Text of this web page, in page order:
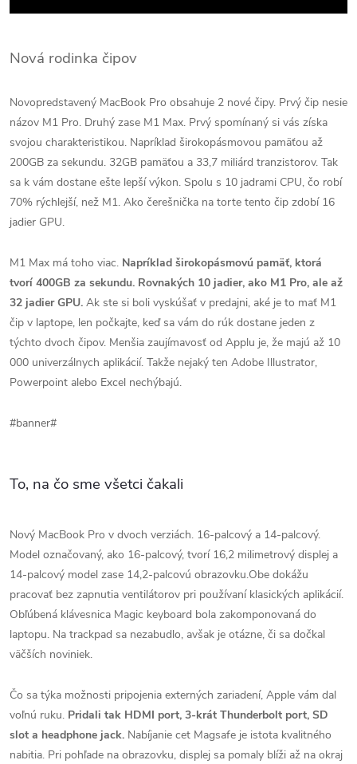
Nová rodinka čipov
Novopredstavený MacBook Pro obsahuje 2 nové čipy. Prvý čip nesie
názov M1 Pro. Druhý zase M1 Max. Prvý spomínaný si vás získa
svojou charakteristikou. Napríklad širokopásmovou pamäťou až
200GB za sekundu. 32GB pamäťou a 33,7 miliárd tranzistorov. Tak
sa k vám dostane ešte lepší výkon. Spolu s 10 jadrami CPU, čo robí
70% rýchlejší, než M1. Ako čerešnička na torte tento čip zdobí 16
jadier GPU.
M1 Max má toho viac. Napríklad širokopásmovú pamäť, ktorá
tvorí 400GB za sekundu. Rovnakých 10 jadier, ako M1 Pro, ale až
32 jadier GPU. Ak ste si boli vyskúšať v predajni, aké je to mať M1
čip v laptope, len počkajte, keď sa vám do rúk dostane jeden z
týchto dvoch čipov. Menšia zaujímavosť od Applu je, že majú až 10
000 univerzálnych aplikácií. Takže nejaký ten Adobe Illustrator,
Powerpoint alebo Excel nechýbajú.
#banner#
To, na čo sme všetci čakali
Nový MacBook Pro v dvoch verziách. 16-palcový a 14-palcový.
Model označovaný, ako 16-palcový, tvorí 16,2 milimetrový displej a
14-palcový model zase 14,2-palcovú obrazovku.Obe dokážu
pracovať bez zapnutia ventilátorov pri používaní klasických aplikácií.
Obľúbená klávesnica Magic keyboard bola zakomponovaná do
laptopu. Na trackpad sa nezabudlo, avšak je otázne, či sa dočkal
väčších noviniek.
Čo sa týka možnosti pripojenia externých zariadení, Apple vám dal
voľnú ruku. Pridali tak HDMI port, 3-krát Thunderbolt port, SD
slot a headphone jack. Nabíjanie cet Magsafe je istota kvalitného
nabitia. Pri pohľade na obrazovku, displej sa pomaly blíži až na okraj